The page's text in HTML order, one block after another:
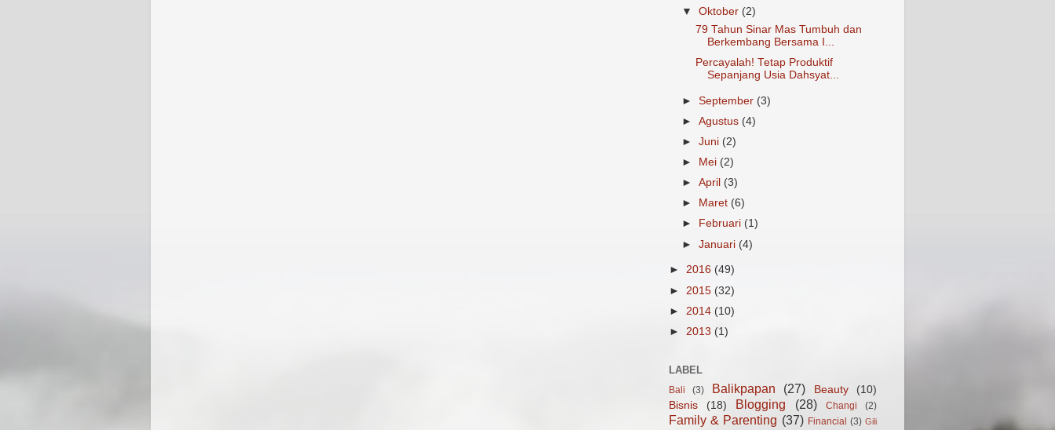
▼Oktober (2)
79 Tahun Sinar Mas Tumbuh dan
Berkembang Bersama I...
Percayalah! Tetap Produktif
Sepanjang Usia Dahsyat...
►September (3)
►Agustus (4)
►Juni (2)
►
Mei (2)
►April (3)
►
Maret (6)
►
Februari (1)
►Januari (4)
► 2016 (49)
► 2015 (32)
► 2014 (10)
► 2013 (1)
LABEL
Bali (3) Balikpapan (27) Beauty
(10)
Bisnis
(18) Blogging (28) Changi (2)
Family & Parenting (37) Financial (3) Gili